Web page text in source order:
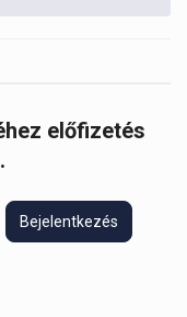
előfizetés
Bejelentkezés